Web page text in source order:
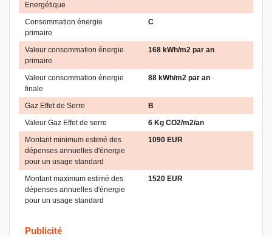
Energétique
Consommation énergie
primaire
C
Valeur consommation énergie
primaire
168 kWh/m2 par an
Valeur consommation énergie
finale
88 kWh/m2 par an
Gaz Effet de Serre
B
Valeur Gaz Effet de serre
6 Kg CO2/m2/an
Montant minimum estimé des
dépenses annuelles d'énergie
pour un usage standard
1090 EUR
Montant maximum estimé des
dépenses annuelles d'énergie
pour un usage standard
1520 EUR
Publicité